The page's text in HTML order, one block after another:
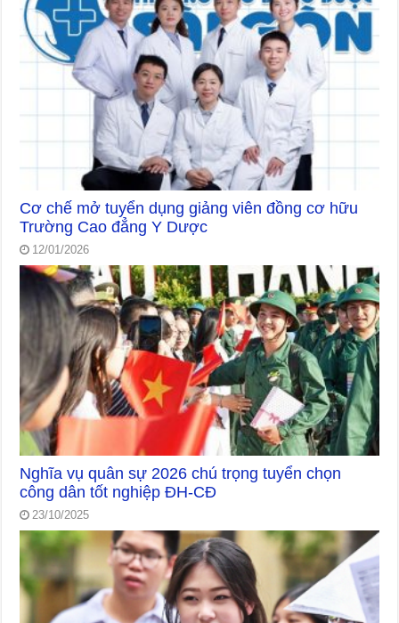
Cơ chế mở tuyển dụng giảng viên đồng cơ hữu
Trường Cao đẳng Y Dược
12/01/2026
Nghĩa vụ quân sự 2026 chú trọng tuyển chọn
công dân tốt nghiệp ĐH-CĐ
23/10/2025